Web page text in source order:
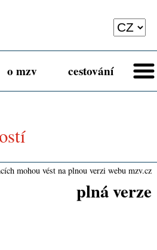
o mzv cestování
mohou vést na plnou verzi webu mzv.cz
plná verze